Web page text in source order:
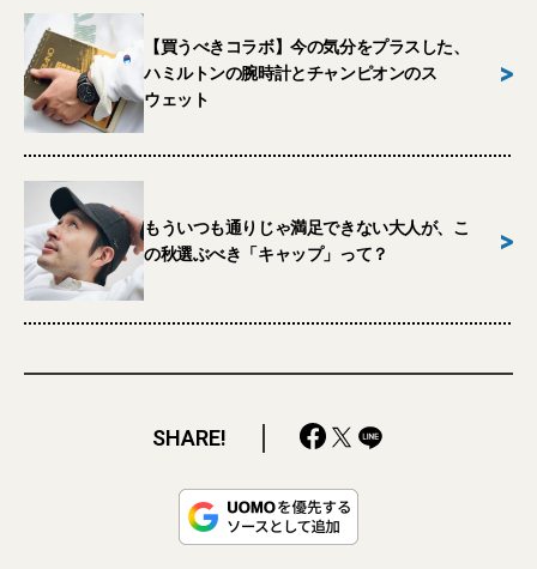
【買うべきコラボ】今の気分をプラスした、
ハミルトンの腕時計とチャンピオンのス
ウェット
>
もういつも通りじゃ満足できない大人が、こ
の秋選ぶべき「キャップ」って？
>
SHARE!